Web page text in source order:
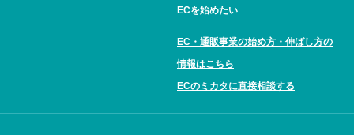
ECを始めたい
EC・通販事業の始め方・伸ばし方の
情報はこちら
ECのミカタに直接相談する